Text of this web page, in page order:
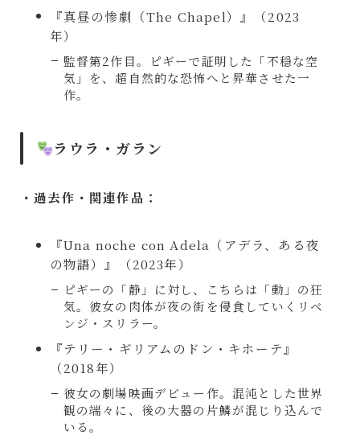
『真昼の惨劇（The Chapel）』（2023
年）
監督第2作目。ピギーで証明した「不穏な空
気」を、超自然的な恐怖へと昇華させた一
作。
ラウラ・ガラン
・過去作・関連作品：
『Una noche con Adela（アデラ、ある夜
の物語）』（2023年）
ピギーの「静」に対し、こちらは「動」の狂
気。彼女の肉体が夜の街を侵食していくリベ
ンジ・スリラー。
『テリー・ギリアムのドン・キホーテ』
（2018年）
彼女の劇場映画デビュー作。混沌とした世界
観の端々に、後の大器の片鱗が混じり込んで
いる。